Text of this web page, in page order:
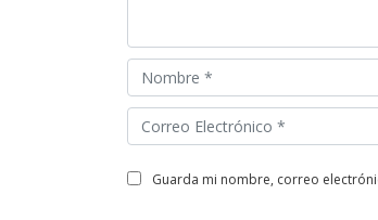
guarda mi nombre, correo